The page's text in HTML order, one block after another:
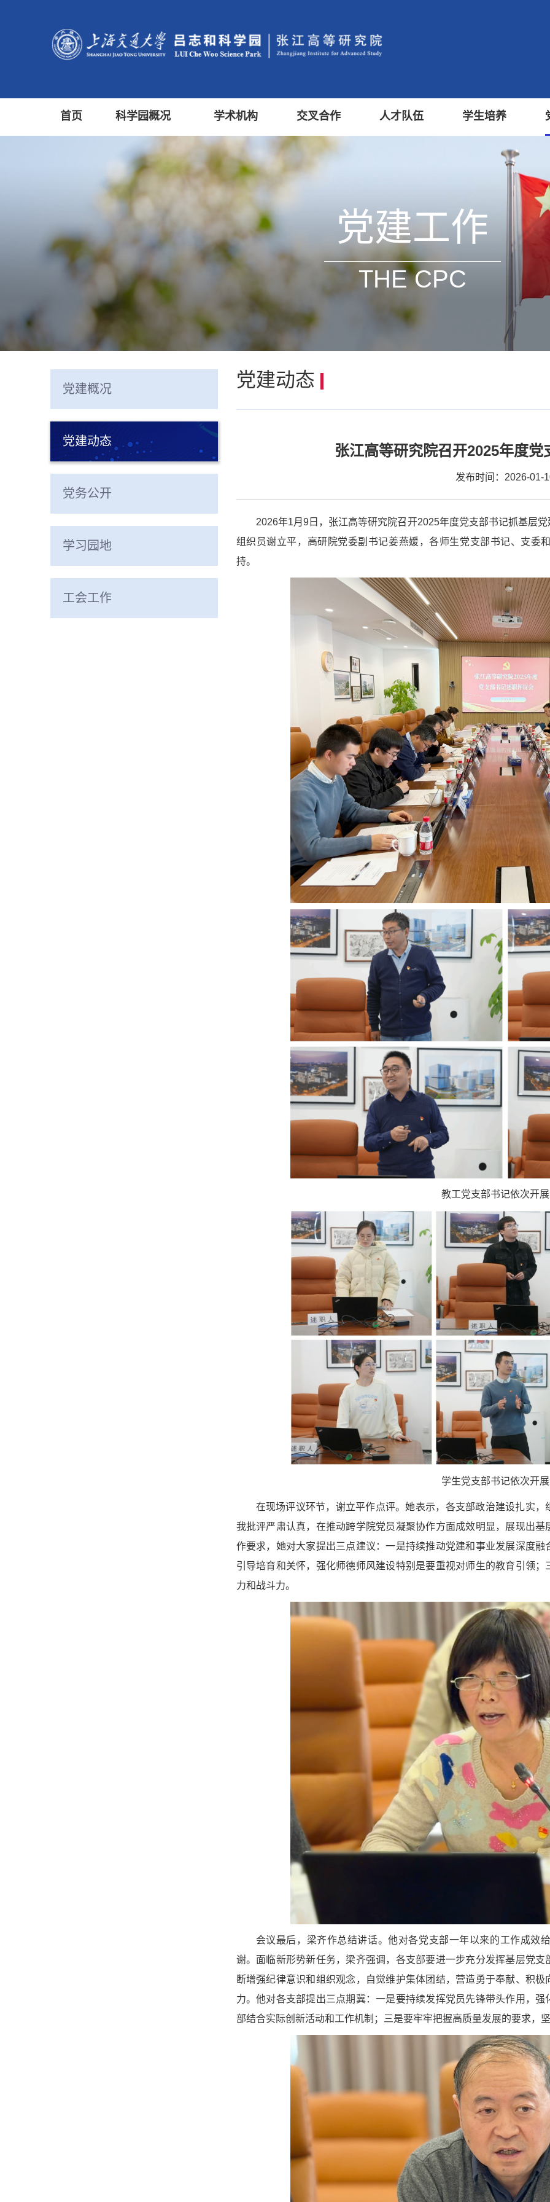
首页 科学园概况 学术机构 交叉合作 人才队伍 学生培养
党建工作
THE CPC
党建概况
党建动态
党务公开
学习园地
工会工作
党建动态
张江高等研究院召开2025年度
发布时间：2026-01-
2026年1月9日，张江高等研究院召开2025年度党支部书记抓基层
组织员谢立平，高研院党委副书记姜燕媛，各师生党支部书记、支委
持。
教工党支部书记依次开
学生党支部书记依次开
在现场评议环节，谢立平作点评。她表示，各支部政治建设扎实
我批评严肃认真，在推动跨学院党员凝聚协作方面成效明显，展现出
作要求，她对大家提出三点建议：一是持续推动党建和事业发展深度
引导培育和关怀，强化师德师风建设特别是要重视对师生的教育引领
力和战斗力。
会议最后，梁齐作总结讲话。他对各党支部一年以来的工作成效
谢。面临新形势新任务，梁齐强调，各支部要进一步充分发挥基层党
断增强纪律意识和组织观念，自觉维护集体团结，营造勇于奉献、积
力。他对各支部提出三点期冀：一是要持续发挥党员先锋带头作用，
部结合实际创新活动和工作机制；三是要牢牢把握高质量发展的要求，